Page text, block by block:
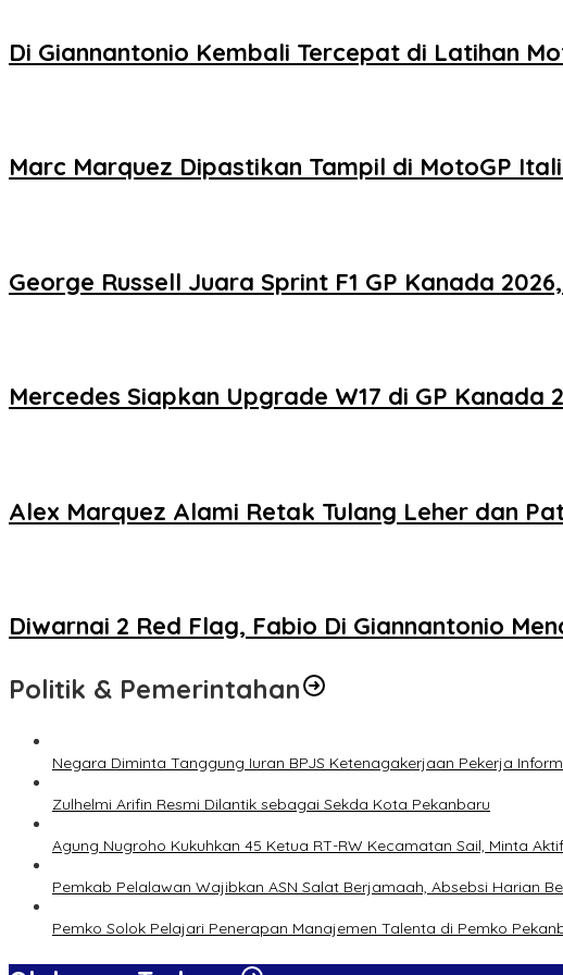
Di Giannantonio Kembali Tercepat di Latihan
Marc Marquez Dipastikan Tampil di MotoGP
George Russell Juara Sprint F1 GP Kanada
Mercedes Siapkan Upgrade W17 di GP Kanada
Alex Marquez Alami Retak Tulang Leher dan
Diwarnai 2 Red Flag, Fabio Di Giannantonio
Politik & Pemerintahan
Negara Diminta Tanggung Iuran BPJS Ketenagakerjaan Pekerja
Zulhelmi Arifin Resmi Dilantik sebagai Sekda Kota Pekanbaru
Agung Nugroho Kukuhkan 45 Ketua RT-RW Kecamatan Sail, Minta
Pemkab Pelalawan Wajibkan ASN Salat Berjamaah, Absebsi Harian
Pemko Solok Pelajari Penerapan Manajemen Talenta di Pemko